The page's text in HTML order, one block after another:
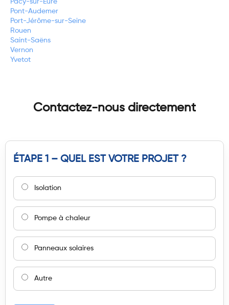
Pacy-sur-Eure
Pont-Audemer
Port-Jérôme-sur-Seine
Rouen
Saint-Saëns
Vernon
Yvetot
Contactez-nous directement
ÉTAPE 1 – QUEL EST VOTRE PROJET ?
Isolation
Pompe à chaleur
Panneaux solaires
Autre